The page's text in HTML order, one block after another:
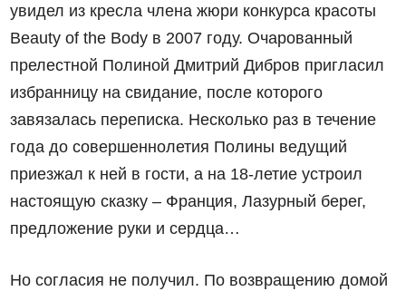
увидел из кресла члена жюри конкурса красоты
Beauty of the Body в 2007 году. Очарованный
прелестной Полиной Дмитрий Дибров пригласил
избранницу на свидание, после которого
завязалась переписка. Несколько раз в течение
года до совершеннолетия Полины ведущий
приезжал к ней в гости, а на 18-летие устроил
настоящую сказку – Франция, Лазурный берег,
предложение руки и сердца…
Но согласия не получил. По возвращению домой